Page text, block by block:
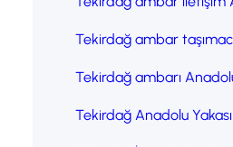
Tekirdağ ambar
Tekirdağ ambarı
Tekirdağ Anadolu